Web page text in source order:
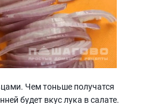
Чем тоньше получатся
будет вкус лука в салате.